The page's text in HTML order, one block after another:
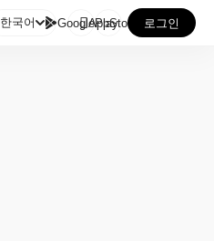
한국어 GooglePlay
AppStore 로그인